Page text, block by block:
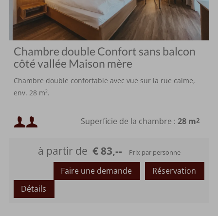
Chambre double Confort sans balcon
côté vallée Maison mère
Chambre double confortable avec vue sur la rue calme,
env. 28 m².
Occupation minimale :
Occupation maximale :
ou
Superficie de la chambre : 28 m2
à partir de € 83,-- Prix par personne
Réservation
Faire une demande
Détails